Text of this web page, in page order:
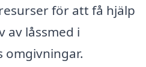
för att få hjälp
av låssmed i
omgivningar.